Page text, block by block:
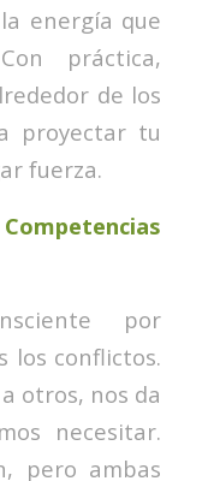
energía que
práctica,
de los
proyectar tu
fuerza.
por
los conflictos.
otros, nos da
necesitar.
pero ambas